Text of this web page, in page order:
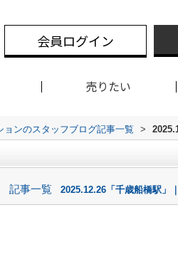
会員ログイン
売りたい
ンのスタッフブログ記事一覧 >
記事一覧 2025.12.26「千歳船橋駅」